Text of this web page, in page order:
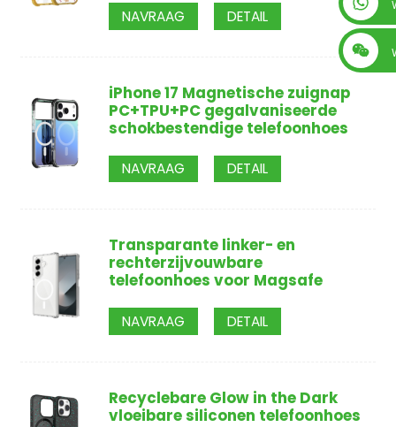
NAVRAAG DETAIL
iPhone 17 Magnetische zuignap
PC+TPU+PC gegalvaniseerde
schokbestendige telefoonhoes
NAVRAAG DETAIL
Transparante linker- en
rechterzijvouwbare
telefoonhoes voor Magsafe
NAVRAAG DETAIL
Recyclebare Glow in the Dark
vloeibare siliconen telefoonhoes